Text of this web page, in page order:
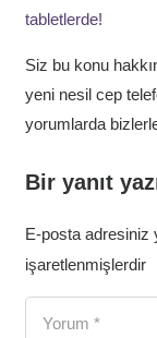
tabletlerde!
Siz bu konu
yeni nesil cep
yorumlarda
Bir yanıt
E-posta adresiniz
işaretlenmişlerdir